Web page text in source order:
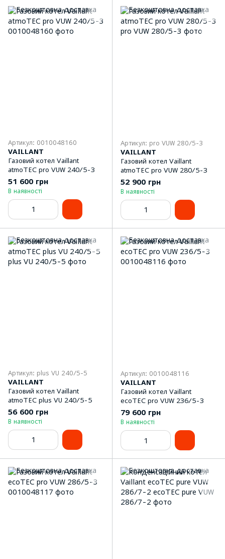
Артикул: 0010048160
VAILLANT
Газовий котел Vaillant
atmoTEC pro VUW 240/5-3
51 600 грн
В наявності
Артикул: pro VUW 280/5-3
VAILLANT
Газовий котел Vaillant
atmoTEC pro VUW 280/5-3
52 900 грн
В наявності
Артикул: plus VU 240/5-5
VAILLANT
Газовий котел Vaillant
atmoTEC plus VU 240/5-5
56 600 грн
В наявності
Артикул: 0010048116
VAILLANT
Газовий котел Vaillant
ecoTEC pro VUW 236/5-3
79 600 грн
В наявності